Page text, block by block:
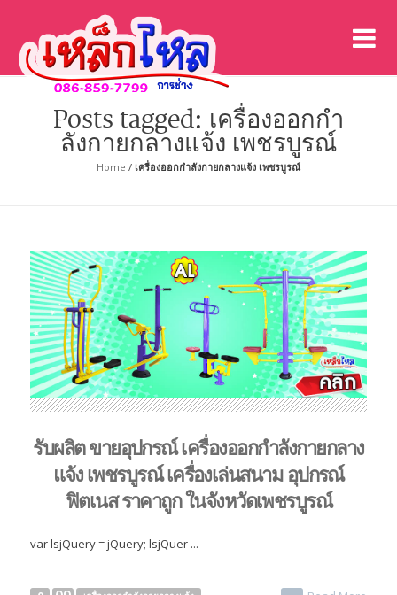
Posts tagged: เครื่องออกกํา
ลังกายกลางแจ้ง เพชรบูรณ์
Home / เครื่องออกกําลังกายกลางแจ้ง เพชรบูรณ์
รับผลิต ขายอุปกรณ์ เครื่องออกกำลังกายกลาง
แจ้ง เพชรบูรณ์ เครื่องเล่นสนาม อุปกรณ์
ฟิตเนส ราคาถูก ในจังหวัดเพชรบูรณ์
var lsjQuery = jQuery; lsjQuer ...